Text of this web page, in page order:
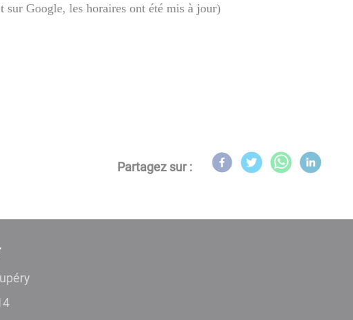
Google, les horaires ont été mis à jour)
Partagez sur :